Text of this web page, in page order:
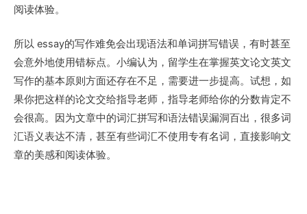
阅读体验。
所以 essay的写作难免会出现语法和单词拼写错误，有时甚至
会意外地使用错标点。小编认为，留学生在掌握英文论文英文
写作的基本原则方面还存在不足，需要进一步提高。试想，如
果你把这样的论文交给指导老师，指导老师给你的分数肯定不
会很高。因为文章中的词汇拼写和语法错误漏洞百出，很多词
汇语义表达不清，甚至有些词汇不使用专有名词，直接影响文
章的美感和阅读体验。